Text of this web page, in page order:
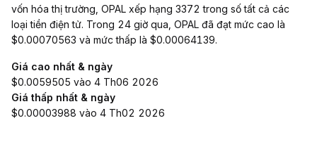
vốn hóa thị trường, OPAL xếp hạng 3372 trong số tất cả các
loại tiền điện tử. Trong 24 giờ qua, OPAL đã đạt mức cao là
$0.00070563 và mức thấp là $0.00064139.
Giá cao nhất & ngày
$0.0059505 vào 4 Th06 2026
Giá thấp nhất & ngày
$0.00003988 vào 4 Th02 2026